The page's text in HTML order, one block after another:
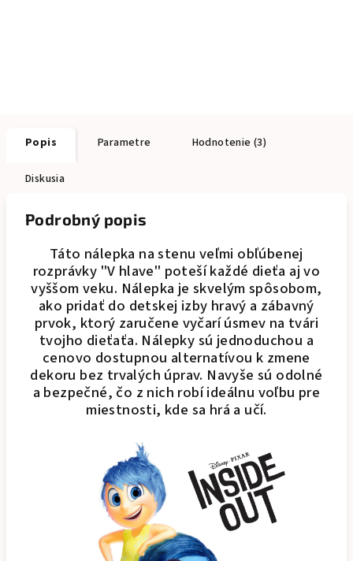
Popis Parametre Hodnotenie (3)
Diskusia
Podrobný popis
Táto nálepka na stenu veľmi obľúbenej
rozprávky "V hlave" poteší každé dieťa aj vo
vyššom veku. Nálepka je skvelým spôsobom,
ako pridať do detskej izby hravý a zábavný
prvok, ktorý zaručene vyčarí úsmev na tvári
tvojho dieťaťa. Nálepky sú jednoduchou a
cenovo dostupnou alternatívou k zmene
dekoru bez trvalých úprav. Navyše sú odolné
a bezpečné, čo z nich robí ideálnu voľbu pre
miestnosti, kde sa hrá a učí.